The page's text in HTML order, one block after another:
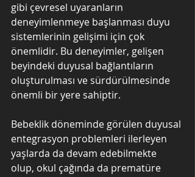
gibi çevresel uyaranların
deneyimlenmeye başlanması duyu
sistemlerinin gelişimi için çok
önemlidir. Bu deneyimler, gelişen
beyindeki duyusal bağlantıların
oluşturulması ve sürdürülmesinde
önemli bir yere sahiptir.
Bebeklik döneminde görülen duyusal
entegrasyon problemleri ilerleyen
yaşlarda da devam edebilmekte
olup, okul çağında da prematüre